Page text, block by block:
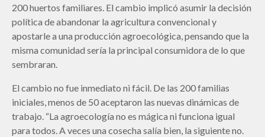
200 huertos familiares. El cambio implicó asumir la decisión
política de abandonar la agricultura convencional y
apostarle a una producción agroecológica, pensando que la
misma comunidad sería la principal consumidora de lo que
sembraran.
El cambio no fue inmediato ni fácil. De las 200 familias
iniciales, menos de 50 aceptaron las nuevas dinámicas de
trabajo. “La agroecología no es mágica ni funciona igual
para todos. A veces una cosecha salía bien, la siguiente no.